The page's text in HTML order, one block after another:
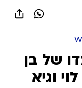
של בן
וגיא